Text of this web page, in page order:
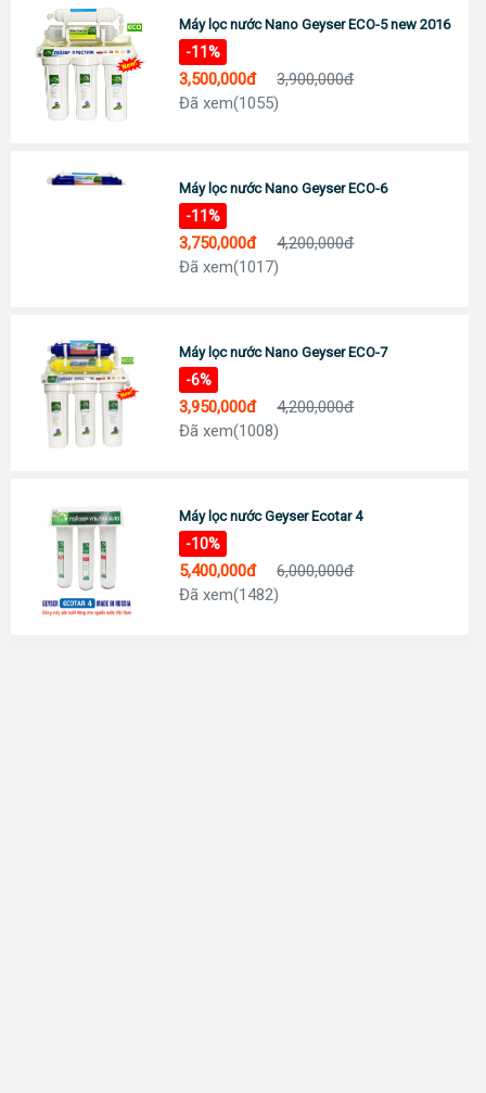
Đc: 743 Huỳnh Văn Lũy, Phường Bình Dương, TP Hồ Chí Minh
ĐT: Call :0989 958 887
(Zalo)
Chỉ đường
TP Tây Ninh
Đc: 573 Cách Mạng Tháng 8, Phường 3, TP Tây Ninh
0938 74 82 82
CẦN THƠ
Địa chỉ: 369 Đ. Nguyễn Văn Cừ, Phường An Khánh, Ninh Kiều
Máy lọc nước Nano Geyser ECO-5 new 2016
-11%
3,500,000đ
3,900,000đ
Đã xem(1055)
Máy lọc nước Nano Geyser ECO-6
-11%
3,750,000đ
4,200,000đ
Đã xem(1017)
Máy lọc nước Nano Geyser ECO-7
-6%
3,950,000đ
4,200,000đ
Đã xem(1008)
Máy lọc nước Geyser Ecotar 4
-10%
5,400,000đ
6,000,000đ
Đã xem(1482)